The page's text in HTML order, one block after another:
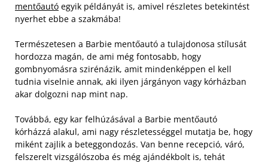
mentőautó egyik példányát is, amivel részletes betekintést
nyerhet ebbe a szakmába!
Természetesen a Barbie mentőautó a tulajdonosa stílusát
hordozza magán, de ami még fontosabb, hogy
gombnyomásra szirénázik, amit mindenképpen el kell
tudnia viselnie annak, aki ilyen járgányon vagy kórházban
akar dolgozni nap mint nap.
Továbbá, egy kar felhúzásával a Barbie mentőautó
kórházzá alakul, ami nagy részletességgel mutatja be, hogy
miként zajlik a beteggondozás. Van benne recepció, váró,
felszerelt vizsgálószoba és még ajándékbolt is, tehát